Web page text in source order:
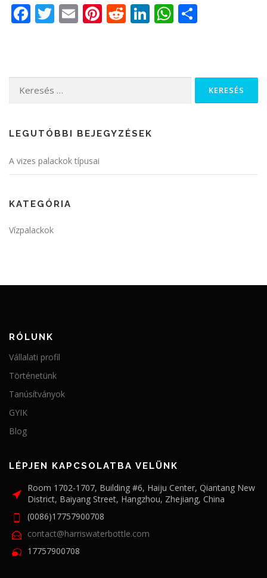
Facebook
Twitter
EmailPinterest
Reddit
LinkedIn
WhatsApp
Keresés:
LEGUTÓBBI BEJEGYZÉSEK
A vizes palackok típusai
KATEGÓRIA
Vízpalackok
RÓLUNK
Vállalati profil
Történetünk
Tanúsítványok
GYIK
Blog
LÉPJEN KAPCSOLATBA VELÜNK
Room 1702-1707, Building #6, Haiju Center, Qiantang New
District, Baiyang Street, Hangzhou, Zhejiang, China
(0086)17757900708
contact@harriswaterbottle.com
17757900708